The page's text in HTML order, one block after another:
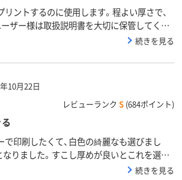
ントするのに使用します。程よい厚さで、
ザー様は取扱説明書を大切に保管してくだ
続きを見る
10月22日
レビューランク S (684ポイント)
印刷したくて、白色の綺麗なも選びまし
りました。すこし厚めが良いとこれを選び
続きを見る